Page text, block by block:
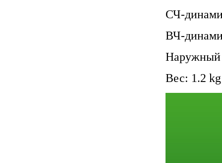
СЧ-
ВЧ-
Наружный
Вес: 1.2